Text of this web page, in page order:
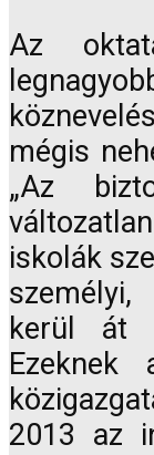
Az
mégis
„Az
iskolák
kerül át
Ezeknek
2013 az